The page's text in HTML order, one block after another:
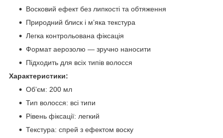
Восковий ефект без липкості та обтяження
Природний блиск і мʼяка текстура
Легка контрольована фіксація
Формат аерозолю — зручно наносити
Підходить для всіх типів волосся
Характеристики:
Обʼєм: 200 мл
Тип волосся: всі типи
Рівень фіксації: легкий
Текстура: спрей з ефектом воску